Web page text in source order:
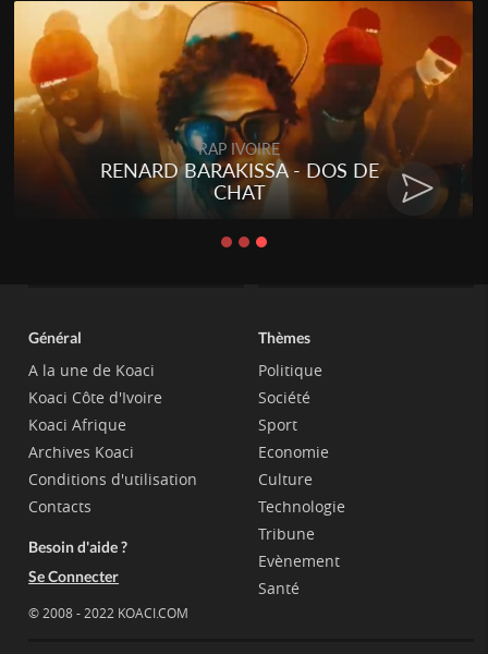
RAP IVOIRE
RENARD BARAKISSA - DOS DE
CHAT
Général
A la une de Koaci
Koaci Côte d'Ivoire
Koaci Afrique
Archives Koaci
Conditions d'utilisation
Contacts
Besoin d'aide ?
Se Connecter
© 2008 - 2022 KOACI.COM
Thèmes
Politique
Société
Sport
Economie
Culture
Technologie
Tribune
Evènement
Santé